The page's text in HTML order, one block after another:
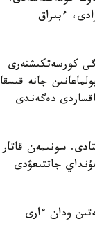
ءبىراق
كورسەتكىشتەرى
جانە قىسقا
دەگەندى
سونىمەن قاتار
جاتتىعۋدى
ودان ءارى